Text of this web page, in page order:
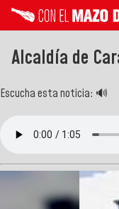
Alcaldía de
Escucha esta noticia: 🔊